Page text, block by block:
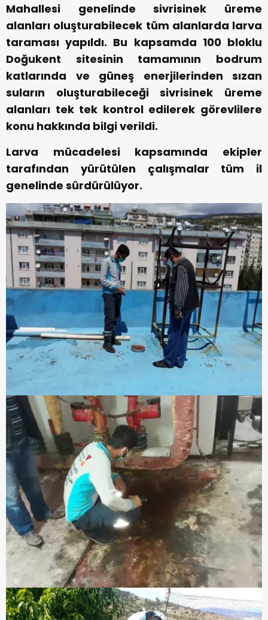
Mahallesi genelinde sivrisinek üreme
alanları oluşturabilecek tüm alanlarda larva
taraması yapıldı. Bu kapsamda 100 bloklu
Doğukent sitesinin tamamının bodrum
katlarında ve güneş enerjilerinden sızan
suların oluşturabileceği sivrisinek üreme
alanları tek tek kontrol edilerek görevlilere
konu hakkında bilgi verildi.
Larva mücadelesi kapsamında ekipler
tarafından yürütülen çalışmalar tüm il
genelinde sürdürülüyor.